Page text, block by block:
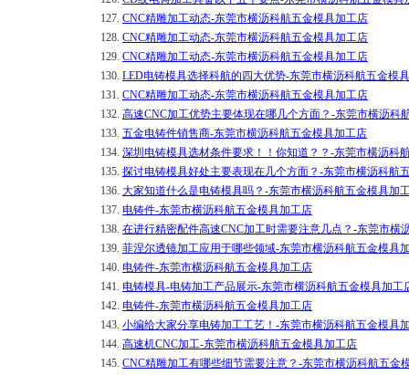
127. CNC精雕加工动态-东莞市横沥科航五金模具加工店
128. CNC精雕加工动态-东莞市横沥科航五金模具加工店
129. CNC精雕加工动态-东莞市横沥科航五金模具加工店
130. LED电铸模具选择科航的四大优势-东莞市横沥科航五金模
131. CNC精雕加工动态-东莞市横沥科航五金模具加工店
132. 高速CNC加工优势主要体现在哪几个方面？-东莞市横沥科
133. 五金电铸件销售商-东莞市横沥科航五金模具加工店
134. 深圳电铸模具选材条件要求！！你知道？？-东莞市横沥科
135. 探讨电铸模具好处主要表现在几个方面？-东莞市横沥科航
136. 大家知道什么是电铸模具吗？-东莞市横沥科航五金模具加
137. 电铸件-东莞市横沥科航五金模具加工店
138. 在进行精密配件高速CNC加工时需要注意几点？-东莞市横
139. 菲涅尔透镜加工应用于哪些领域-东莞市横沥科航五金模具
140. 电铸件-东莞市横沥科航五金模具加工店
141. 电铸模具-电铸加工产品展示-东莞市横沥科航五金模具加工
142. 电铸件-东莞市横沥科航五金模具加工店
143. 小编给大家分享电铸加工工艺！-东莞市横沥科航五金模具
144. 高速机CNC加工-东莞市横沥科航五金模具加工店
145. CNC精雕加工有哪些细节需要注意？-东莞市横沥科航五金